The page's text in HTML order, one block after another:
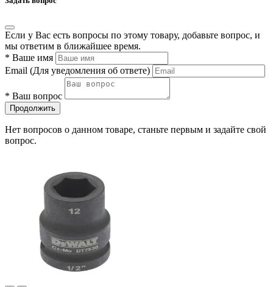
Если у Вас есть вопросы по этому товару, добавьте вопрос, и
мы ответим в ближайшее время.
* Ваше имя
Email (Для уведомления об ответе)
* Ваш вопрос
Продолжить
Нет вопросов о данном товаре, станьте первым и задайте свой
вопрос.